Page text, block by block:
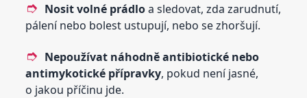
Nosit volné prádloa sledovat, zda zarudnutí,
pálení nebo bolest ustupují, nebo se zhoršují.
Nepoužívat náhodně antibiotické nebo
antimykotické přípravky, pokud není jasné,
o jakou příčinu jde.